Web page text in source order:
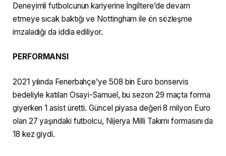
Deneyimli futbolcunun kariyerine İngiltere’de devam
etmeye sıcak baktığı ve Nottingham ile ön sözleşme
imzaladığı da iddia ediliyor.
PERFORMANSI
2021 yılında Fenerbahçe’ye 508 bin Euro bonservis
bedeliyle katılan Osayi-Samuel, bu sezon 29 maçta forma
giyerken 1 asist üretti. Güncel piyasa değeri 8 milyon Euro
olan 27 yaşındaki futbolcu, Nijerya Milli Takımı formasını da
18 kez giydi.